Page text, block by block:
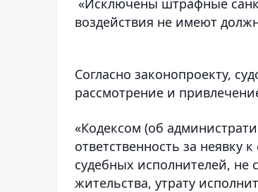
воздействия не имеют
Согласно законопроекту,
рассмотрение и
«Кодексом (об
ответственность за неявку
судебных исполнителей, не
жительства, утрату